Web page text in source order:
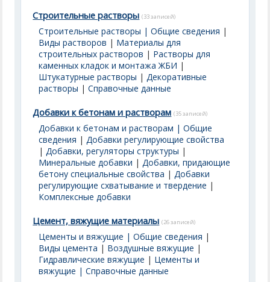
Строительные растворы (33 записей)
Строительные растворы | Общие сведения |
Виды растворов | Материалы для
строительных растворов | Растворы для
каменных кладок и монтажа ЖБИ |
Штукатурные растворы |Декоративные
растворы |Справочные данные
Добавки к бетонам и растворам (35 записей)
Добавки к бетонам и растворам | Общие
сведения |Добавки регулирующие свойства
|Добавки, регуляторы структуры |
Минеральные добавки |Добавки, придающие
бетону специальные свойства |Добавки
регулирующие схватывание и твердение |
Комплексные добавки
Цемент, вяжущие материалы (26 записей)
Цементы и вяжущие | Общие сведения |
Виды цемента | Воздушные вяжущие |
Гидравлические вяжущие | Цементы и
вяжущие | Справочные данные